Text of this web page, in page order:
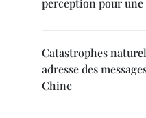
perception pour
Catastrophes
adresse des
Chine